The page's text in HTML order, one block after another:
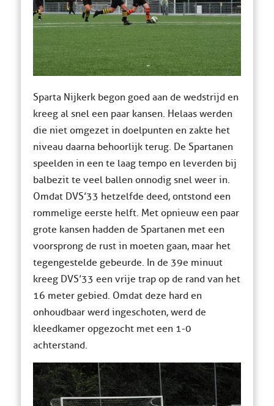
Sparta Nijkerk begon goed aan de wedstrijd en
kreeg al snel een paar kansen. Helaas werden
die niet omgezet in doelpunten en zakte het
niveau daarna behoorlijk terug. De Spartanen
speelden in een te laag tempo en leverden bij
balbezit te veel ballen onnodig snel weer in.
Omdat DVS’33 hetzelfde deed, ontstond een
rommelige eerste helft. Met opnieuw een paar
grote kansen hadden de Spartanen met een
voorsprong de rust in moeten gaan, maar het
tegengestelde gebeurde. In de 39e minuut
kreeg DVS’33 een vrije trap op de rand van het
16 meter gebied. Omdat deze hard en
onhoudbaar werd ingeschoten, werd de
kleedkamer opgezocht met een 1-0
achterstand.